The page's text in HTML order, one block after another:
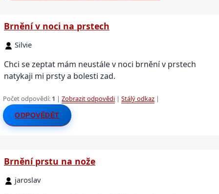
Brnění v noci na prstech
Silvie
Chci se zeptat mám neustále v noci brnění v prstech
natykaji mi prsty a bolesti zad.
Počet odpovědí: 1 |Zobrazit odpovědi |Stálý odkaz |
ODPOVĚDĚT
Brnění prstu na nože
jaroslav